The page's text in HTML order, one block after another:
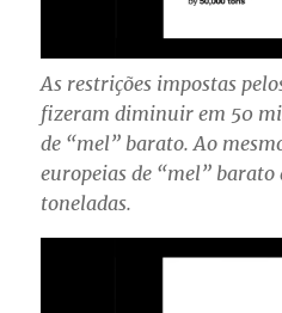
As restrições impostas
fizeram diminuir em 50
de “mel” barato. Ao
europeias de “mel”
toneladas.